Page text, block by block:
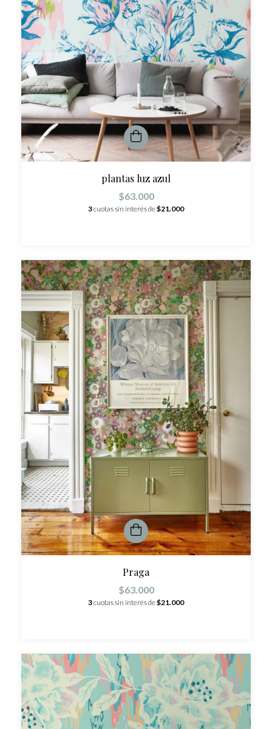
plantas luz azul
$63.000
3cuotas sin interés de$21.000
Praga
$63.000
3cuotas sin interés de$21.000